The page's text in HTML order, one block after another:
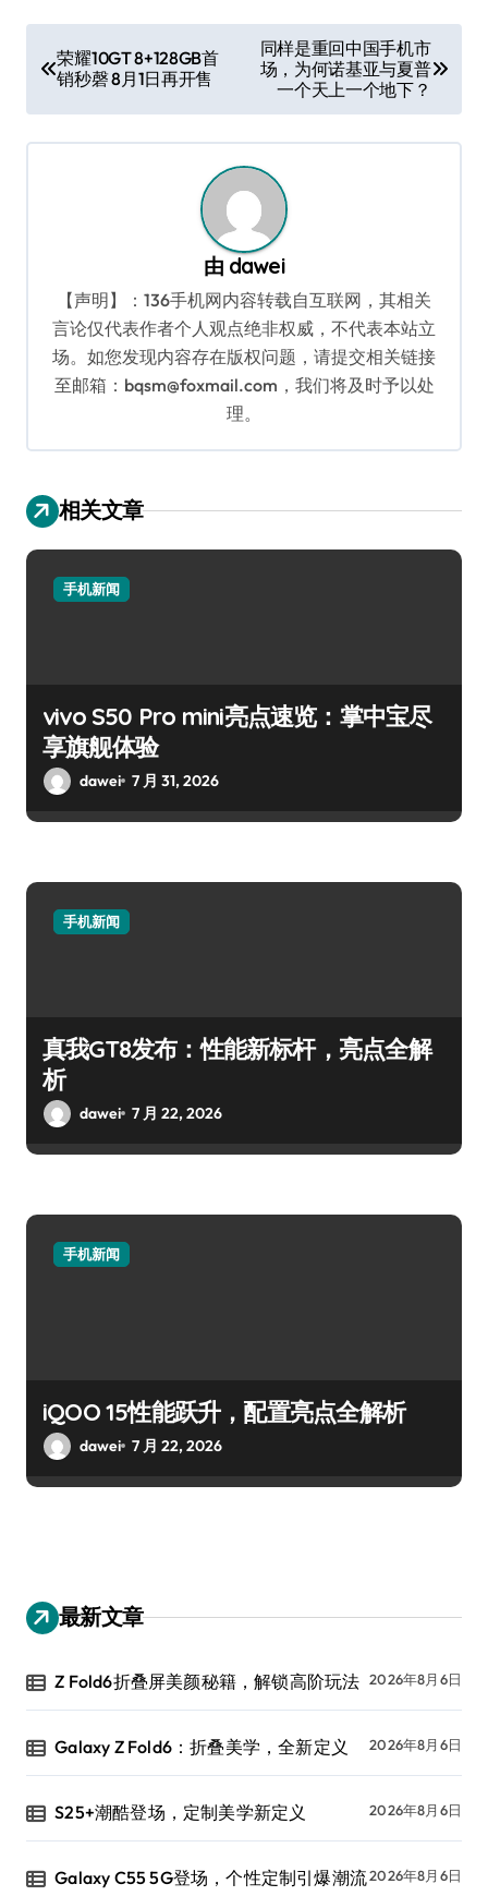
章
导
航
荣耀10GT 8+128GB首
销秒磬 8月1日再开售
同样是重回中国手机市
场，为何诺基亚与夏普
一个天上一个地下？
由 dawei
【声明】：136手机网内容转载自互联网，其相关
言论仅代表作者个人观点绝非权威，不代表本站立
场。如您发现内容存在版权问题，请提交相关链接
至邮箱：bqsm@foxmail.com，我们将及时予以处
理。
相关文章
手机新闻
vivo S50 Pro mini亮点速览：掌中宝尽
享旗舰体验
dawei 7 月 31, 2026
手机新闻
真我GT8发布：性能新标杆，亮点全解
析
dawei 7 月 22, 2026
手机新闻
iQOO 15性能跃升，配置亮点全解析
dawei 7 月 22, 2026
最新文章
Z Fold6折叠屏美颜秘籍，解锁高阶玩法 2026年8月6日
Galaxy Z Fold6：折叠美学，全新定义 2026年8月6日
S25+潮酷登场，定制美学新定义 2026年8月6日
Galaxy C55 5G登场，个性定制引爆潮流2026年8月6日